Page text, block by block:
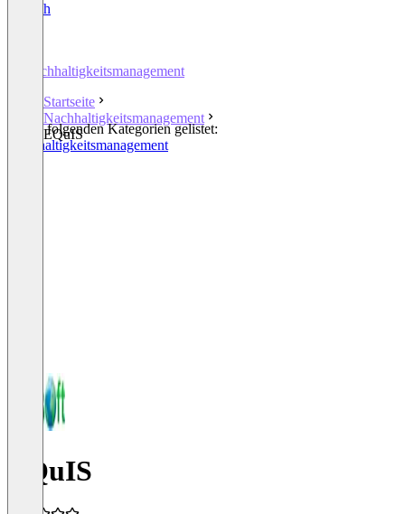
English
Nachhaltigkeitsmanagement
Startseite
Nachhaltigkeitsmanagement
EQuIS
In den folgenden Kategorien gelistet:
Nachhaltigkeitsmanagement
EQuIS